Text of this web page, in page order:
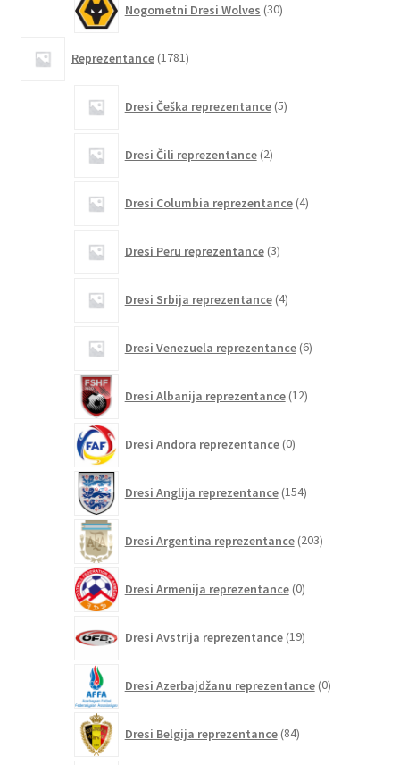
Nogometni Dresi Wolves 30izdelkov
Reprezentance 1781izdelkov
Dresi Češka reprezentance 5izdelkov
Dresi Čili reprezentance 2izdelka
Dresi Columbia reprezentance 4izdelki
Dresi Peru reprezentance 3izdelki
Dresi Srbija reprezentance 4izdelki
Dresi Venezuela reprezentance 6izdelkov
Dresi Albanija reprezentance 12izdelkov
Dresi Andora reprezentance 0izdelkov
Dresi Anglija reprezentance 154izdelkov
Dresi Argentina reprezentance 203izdelki
Dresi Armenija reprezentance 0izdelkov
Dresi Avstrija reprezentance 19izdelkov
Dresi Azerbajdžanu reprezentance 0izdelkov
Dresi Belgija reprezentance 84izdelkov